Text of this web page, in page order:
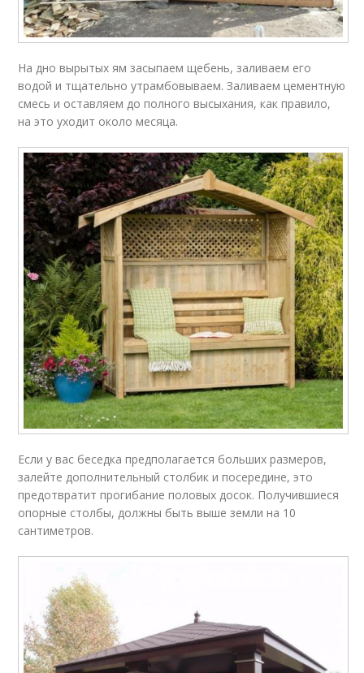
На дно вырытых ям засыпаем щебень, заливаем его
водой и тщательно утрамбовываем. Заливаем цементную
смесь и оставляем до полного высыхания, как правило,
на это уходит около месяца.
Если у вас беседка предполагается больших размеров,
залейте дополнительный столбик и посередине, это
предотвратит прогибание половых досок. Получившиеся
опорные столбы, должны быть выше земли на 10
сантиметров.